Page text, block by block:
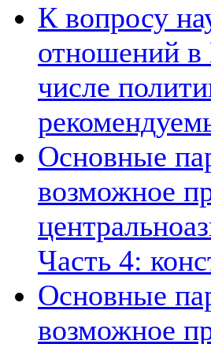
К вопросу
отношений в
числе
Основные
возможное
Часть 4:
Основные
возможное